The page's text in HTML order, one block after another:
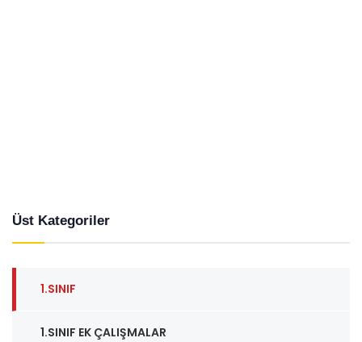
Üst Kategoriler
1.SINIF
1.SINIF EK ÇALIŞMALAR